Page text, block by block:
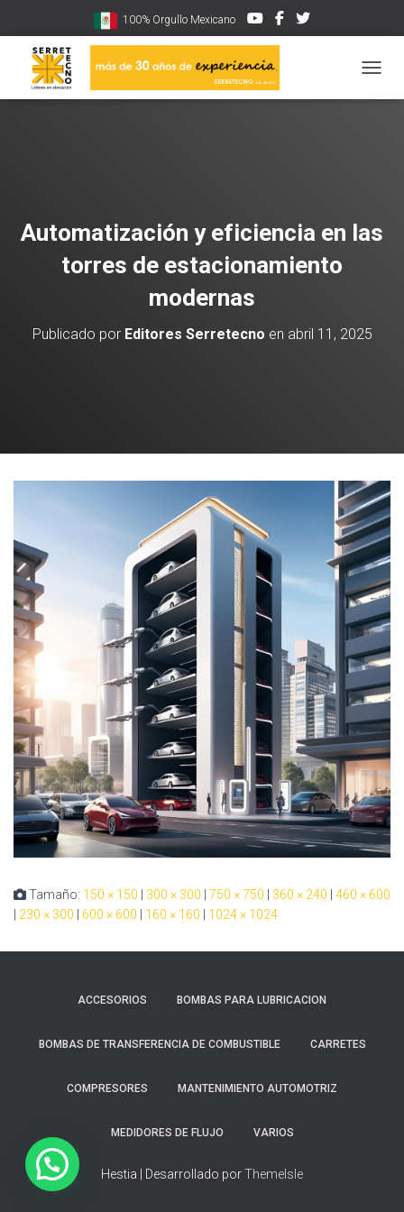
100% Orgullo Mexicano
Automatización y eficiencia en las
torres de estacionamiento
modernas
Publicado por Editores Serretecno en abril 11, 2025
Tamaño: 150 × 150 300 × 300 750 × 750 360 × 240
460 × 600
230 × 300 600 × 600 160 × 160 1024 × 1024
ACCESORIOS BOMBAS PARA LUBRICACION
BOMBAS DE TRANSFERENCIA DE COMBUSTIBLE CARRETES
COMPRESORES MANTENIMIENTO AUTOMOTRIZ
MEDIDORES DE FLUJO VARIOS
Hestia | Desarrollado porThemeIsle